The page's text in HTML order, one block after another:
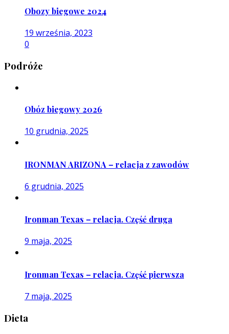
Obozy biegowe 2024
19 września, 2023
0
Podróże
Obóz biegowy 2026
10 grudnia, 2025
IRONMAN ARIZONA – relacja z zawodów
6 grudnia, 2025
Ironman Texas – relacja. Część druga
9 maja, 2025
Ironman Texas – relacja. Część pierwsza
7 maja, 2025
Dieta